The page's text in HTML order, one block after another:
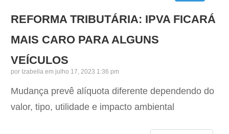
REFORMA TRIBUTÁRIA: IPVA FICARÁ
MAIS CARO PARA ALGUNS
VEÍCULOS
por Izabella em julho 17, 2023 1:36 pm
Mudança prevê alíquota diferente dependendo do
valor, tipo, utilidade e impacto ambiental